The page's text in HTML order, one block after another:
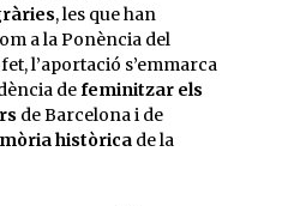
, les que han
a la Ponència del
l’aportació s’emmarca
defeminitzar els
de Barcelona i de
històrica de la